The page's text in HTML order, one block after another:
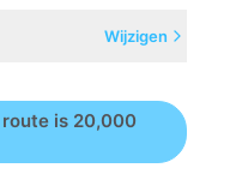
Wijzigen
is 20,000